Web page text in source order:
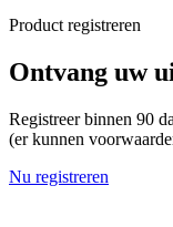
Product registreren
Ontvang uw
Registreer binnen 90
(er kunnen
Nu registreren